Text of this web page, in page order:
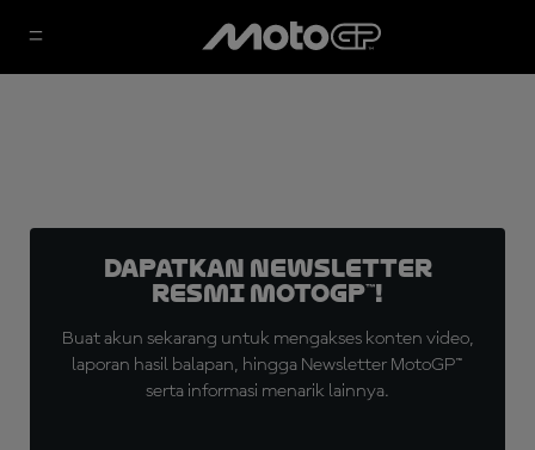
Dapatkan Newsletter
Resmi MotoGP™!
Buat akun sekarang untuk mengakses konten video,
laporan hasil balapan, hingga Newsletter MotoGP™
serta informasi menarik lainnya.